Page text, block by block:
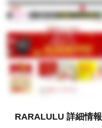
RARALULU 詳細情報